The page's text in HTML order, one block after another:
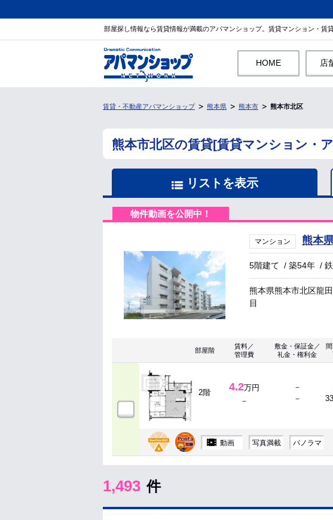
部屋探し情報なら賃貸情報が満載のアパマンショップ。賃貸マンション・賃
HOME 店
賃貸・不動産アパマンショップ 熊本県 熊本市 熊本市北区
熊本市北区の賃貸[賃貸マンション・
リストを表示
物件動画を公開中！
マンション 熊本
5階建て /築54年 /
熊本県熊本市北区龍
目
部屋階
賃料／
管理費
敷金・保証金／
礼金・権利金
2階 4.2万円
－
－
－
動画 写真満載 パノラマ
1,493 件